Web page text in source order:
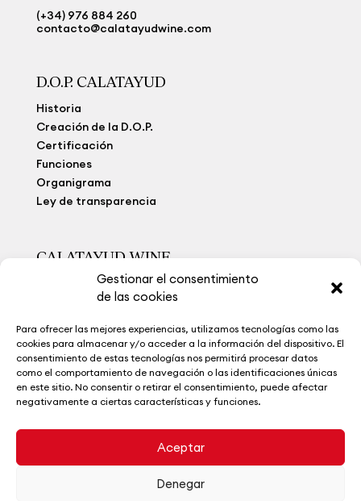
Gestionar el consentimiento
de las cookies
Para ofrecer las mejores experiencias, utilizamos tecnologías como las
cookies para almacenar y/o acceder a la información del dispositivo. El
consentimiento de estas tecnologías nos permitirá procesar datos
como el comportamiento de navegación o las identificaciones únicas
en este sitio. No consentir o retirar el consentimiento, puede afectar
negativamente a ciertas características y funciones.
Aceptar
Denegar
(+34) 976 884 260
contacto@calatayudwine.com
D.O.P. CALATAYUD
Historia
Creación de la D.O.P.
Certificación
Funciones
Organigrama
Ley de transparencia
CALATAYUD WINE
Viñedo Extremo
La Ruta del Vino
Museo del Vino
Noticias
Contacto